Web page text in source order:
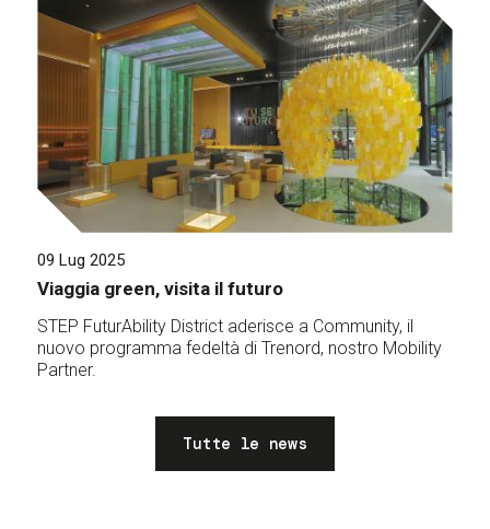
09 Lug 2025
Viaggia green, visita il futuro
STEP FuturAbility District aderisce a Community, il
nuovo programma fedeltà di Trenord, nostro Mobility
Partner.
Tutte le news